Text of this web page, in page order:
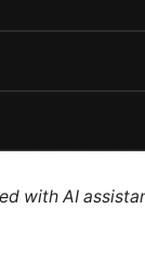
with AI